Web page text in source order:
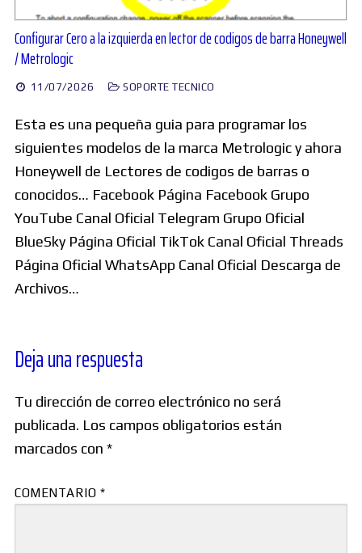
Configurar Cero a la izquierda en lector de codigos de barra Honeywell
/ Metrologic
11/07/2026 SOPORTE TECNICO
Esta es una pequeña guia para programar los
siguientes modelos de la marca Metrologic y ahora
Honeywell de Lectores de codigos de barras o
conocidos… Facebook Página Facebook Grupo
YouTube Canal Oficial Telegram Grupo Oficial
BlueSky Página Oficial TikTok Canal Oficial Threads
Página Oficial WhatsApp Canal Oficial Descarga de
Archivos…
Deja una respuesta
Tu dirección de correo electrónico no será
publicada. Los campos obligatorios están
marcados con *
COMENTARIO *